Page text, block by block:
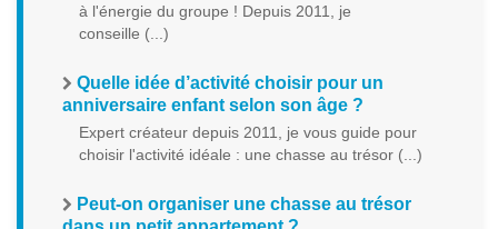
à l'énergie du groupe ! Depuis 2011, je
conseille (...)
Quelle idée d’activité choisir pour un
anniversaire enfant selon son âge ?
Expert créateur depuis 2011, je vous guide pour
choisir l'activité idéale : une chasse au trésor (...)
Peut-on organiser une chasse au trésor